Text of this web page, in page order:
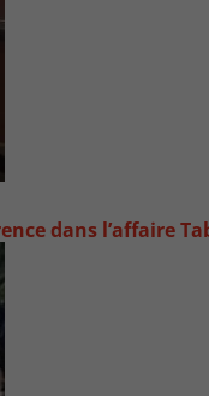
dans l’affaire